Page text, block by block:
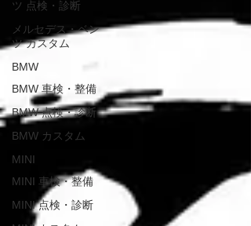
ツ 点検・診断
メルセデス・ベン
ツ カスタム
BMW
BMW 車検・整備
BMW 点検・診断
BMW カスタム
MINI
MINI 車検・整備
MINI 点検・診断